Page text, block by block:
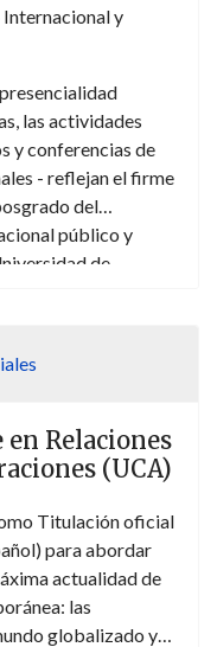
y
las actividades
y conferencias de
- reflejan el firme
del
público y
de
Relaciones
(UCA)
Titulación oficial
para abordar
actualidad de
las
globalizado y